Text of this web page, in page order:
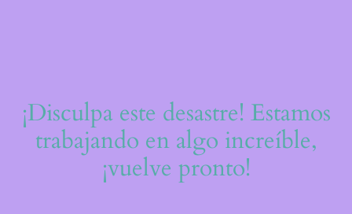
¡Disculpa este desastre! Estamos
trabajando en algo increíble,
¡vuelve pronto!